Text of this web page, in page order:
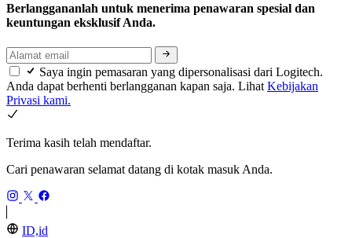
Berlanggananlah untuk menerima penawaran spesial dan
keuntungan eksklusif Anda.
Saya ingin pemasaran yang dipersonalisasi dari Logitech.
Anda dapat berhenti berlangganan kapan saja. LihatKebijakan
Privasi kami.
Terima kasih telah mendaftar.
Cari penawaran selamat datang di kotak masuk Anda.
ID,id